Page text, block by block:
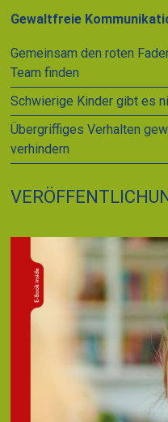
Gewaltfreie
Gemeinsam den roten
Team finden
Schwierige Kinder gibt es
Übergriffiges Verhalten
verhindern